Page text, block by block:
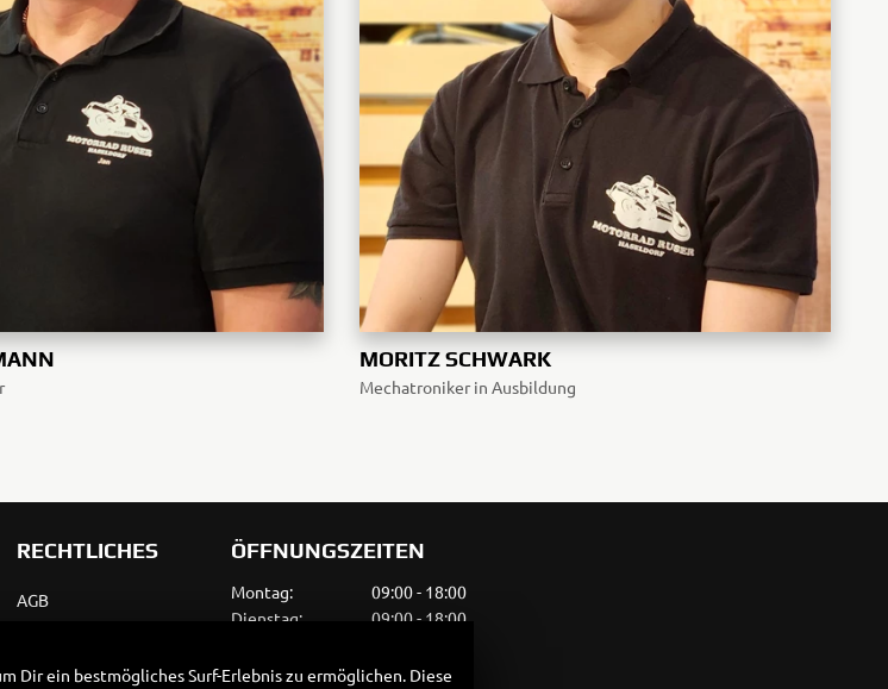
MORITZ SCHWARK
Mechatroniker in Ausbildung
RECHTLICHES
AGB
Datenschutz
ÖFFNUNGSZEITEN
Montag:
09:00 - 18:00
Dienstag:
09:00 - 18:00
Donnerstag:
09:00 - 18:00
Dir ein bestmögliches Surf-Erlebnis zu ermöglichen. Diese